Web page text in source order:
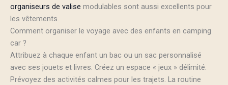
organiseurs de valise modulables sont aussi excellents pour
les vêtements.
Comment organiser le voyage avec des enfants en camping
car ?
Attribuez à chaque enfant un bac ou un sac personnalisé
avec ses jouets et livres. Créez un espace « jeux » délimité.
Prévoyez des activités calmes pour les trajets. La routine